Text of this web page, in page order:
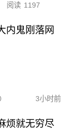
阅读 1197
内鬼刚落网
3小时前
烦就无穷尽